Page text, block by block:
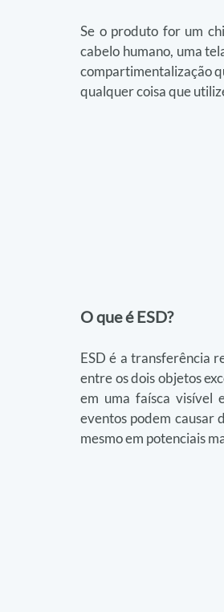
Se o produto for um
cabelo humano, uma
compartimentalização
qualquer coisa que
O que é ESD?
ESD é a transferência
entre os dois objetos
em uma faísca visível
eventos podem causar
mesmo em potenciais